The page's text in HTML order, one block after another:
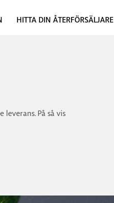
HITTA DIN ÅTERFÖRSÄLJARE
På så vis